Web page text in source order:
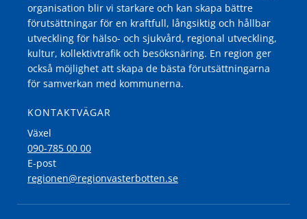
organisation blir vi starkare och kan skapa bättre
förutsättningar för en kraftfull, långsiktig och hållbar
utveckling för hälso- och sjukvård, regional utveckling,
kultur, kollektivtrafik och besöksnäring. En region ger
också möjlighet att skapa de bästa förutsättningarna
för samverkan med kommunerna.
KONTAKTVÄGAR
Växel
090-785 00 00
E-post
regionen@regionvasterbotten.se